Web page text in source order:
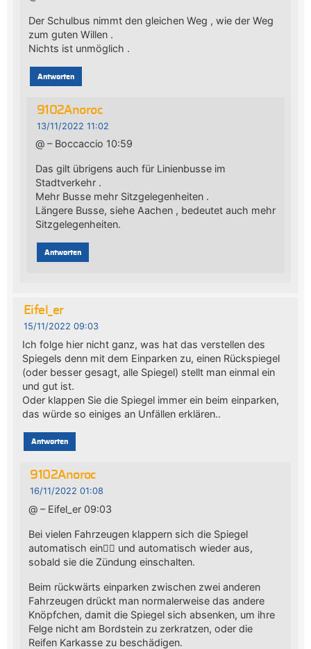
Der Schulbus nimmt den gleichen Weg , wie der Weg
zum guten Willen .
Nichts ist unmöglich .
Antworten
9102Anoroc
13/11/2022 11:02
@ – Boccaccio 10:59
Das gilt übrigens auch für Linienbusse im
Stadtverkehr .
Mehr Busse mehr Sitzgelegenheiten .
Längere Busse, siehe Aachen , bedeutet auch mehr
Sitzgelegenheiten.
Antworten
Eifel_er
15/11/2022 09:03
Ich folge hier nicht ganz, was hat das verstellen des
Spiegels denn mit dem Einparken zu, einen Rückspiegel
(oder besser gesagt, alle Spiegel) stellt man einmal ein
und gut ist.
Oder klappen Sie die Spiegel immer ein beim einparken,
das würde so einiges an Unfällen erklären..
Antworten
9102Anoroc
16/11/2022 01:08
@ – Eifel_er 09:03
Bei vielen Fahrzeugen klappern sich die Spiegel
automatisch ein🤷‍♂️ und automatisch wieder aus,
sobald sie die Zündung einschalten.
Beim rückwärts einparken zwischen zwei anderen
Fahrzeugen drückt man normalerweise das andere
Knöpfchen, damit die Spiegel sich absenken, um ihre
Felge nicht am Bordstein zu zerkratzen, oder die
Reifen Karkasse zu beschädigen.